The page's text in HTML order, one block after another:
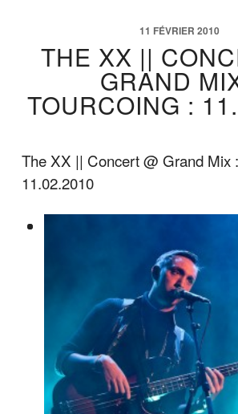
11 FÉVRIER 2010
THE XX ||
GRAND
TOURCOING :
The XX || Concert @ Grand Mix
11.02.2010